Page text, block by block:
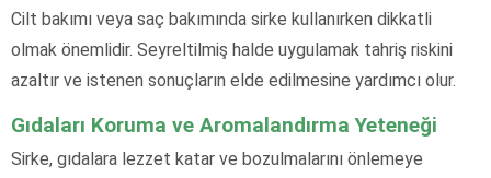
Cilt bakımı veya saç bakımında sirke kullanırken dikkatli
olmak önemlidir. Seyreltilmiş halde uygulamak tahriş riskini
azaltır ve istenen sonuçların elde edilmesine yardımcı olur.
Gıdaları Koruma ve Aromalandırma Yeteneği
Sirke, gıdalara lezzet katar ve bozulmalarını önlemeye